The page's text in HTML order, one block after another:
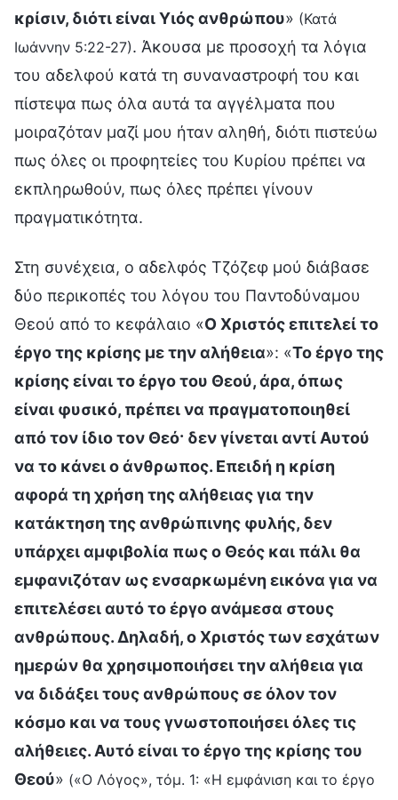
κρίσιν, διότι είναι Υιός ανθρώπου» (Κατά
Ιωάννην 5:22-27). Άκουσα με προσοχή τα λόγια
του αδελφού κατά τη συναναστροφή του και
πίστεψα πως όλα αυτά τα αγγέλματα που
μοιραζόταν μαζί μου ήταν αληθή, διότι πιστεύω
πως όλες οι προφητείες του Κυρίου πρέπει να
εκπληρωθούν, πως όλες πρέπει γίνουν
πραγματικότητα.
Στη συνέχεια, ο αδελφός Τζόζεφ μού διάβασε
δύο περικοπές του λόγου του Παντοδύναμου
Θεού από το κεφάλαιο «Ο Χριστός επιτελεί το
έργο της κρίσης με την αλήθεια»: «Το έργο της
κρίσης είναι το έργο του Θεού, άρα, όπως
είναι φυσικό, πρέπει να πραγματοποιηθεί
από τον ίδιο τον Θεό· δεν γίνεται αντί Αυτού
να το κάνει ο άνθρωπος. Επειδή η κρίση
αφορά τη χρήση της αλήθειας για την
κατάκτηση της ανθρώπινης φυλής, δεν
υπάρχει αμφιβολία πως ο Θεός και πάλι θα
εμφανιζόταν ως ενσαρκωμένη εικόνα για να
επιτελέσει αυτό το έργο ανάμεσα στους
ανθρώπους. Δηλαδή, ο Χριστός των εσχάτων
ημερών θα χρησιμοποιήσει την αλήθεια για
να διδάξει τους ανθρώπους σε όλον τον
κόσμο και να τους γνωστοποιήσει όλες τις
αλήθειες. Αυτό είναι το έργο της κρίσης του
Θεού» («Ο Λόγος», τόμ. 1: «Η εμφάνιση και το έργο